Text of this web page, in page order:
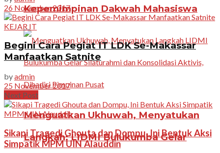
Kepemimpinan Dakwah Mahasiswa
Menguatkan Ukhuwah, Menyatukan
Langkah: LIDMI Bulukumba Gelar
26 November 2017
KEJAR IT
Begini Cara Pegiat IT LDK Se-Makassar
Manfaatkan Satnite
byadmin
25 November 2017
Next Post
Sikapi Tragedi Ghouta dan Dompu, Ini Bentuk Aksi
Simpatik MPM UIN Alauddin